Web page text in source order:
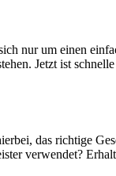
nur um einen
Jetzt ist
das richtige
verwendet?